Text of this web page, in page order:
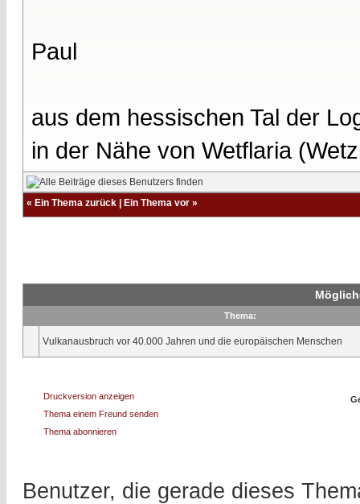
Paul
aus dem hessischen Tal der
in der Nähe von Wetflaria
« Ein Thema zurück | Ein Thema vor »
Thema:
Vulkanausbruch vor 40.000 Jahren und die europäischen Menschen
Druckversion anzeigen
Thema einem Freund senden
Thema abonnieren
Benutzer, die gerade dieses